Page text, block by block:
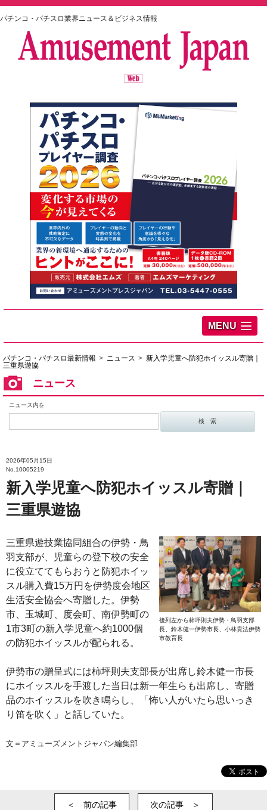
パチンコ・パチスロ業界ニュース＆ビジネス情報
MENU
パチンコ・パチスロ最新情報 ニュース
新入学児童へ防犯ホイッスル寄贈｜
三重県遊協
ニュース
ニュース内を
2026年05月15日
No.10005219
新入学児童へ防犯ホイッスル寄贈｜
三重県遊協
後列左から柿坪則夫伊勢・鳥羽支部
長、鈴木健一伊勢市長、小林貴法伊勢
市教育長
三重県遊技業協同組合の伊勢・鳥
羽支部が、児童らの登下校の安全
に役立ててもらおうと防犯ホイッ
スル購入費15万円を伊勢度会地区
生活安全協会へ寄贈した。伊勢
市、玉城町、度会町、南伊勢町の
1市3町の新入学児童へ約1000個
の防犯ホイッスルが配られる。
伊勢市の贈呈式には柿坪則夫支部長が出席し鈴木健一市長
にホイッスルを手渡した当日は新一年生らも出席し、寄贈
品のホイッスルを吹き鳴らし、「怖い人がいたら思いっき
り笛を吹く」と話していた。
文＝アミューズメントジャパン編集部
＜ 前の記事 次の記事 ＞